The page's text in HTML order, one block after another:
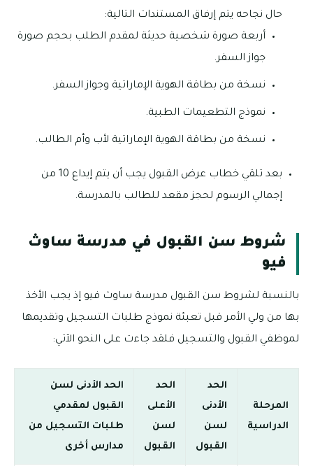
حال نجاحه يتم إرفاق المستندات التالية:
أربعة صورة شخصية حديثة لمقدم الطلب بحجم صورة
جواز السفر.
نسخة من بطاقة الهوية الإماراتية وجواز السفر.
نموذج التطعيمات الطبية.
نسخة من بطاقة الهوية الإماراتية لأب وأم الطالب.
بعد تلقي خطاب عرض القبول يجب أن يتم إيداع 10 من
إجمالي الرسوم لحجز مقعد للطالب بالمدرسة.
شروط سن القبول في مدرسة ساوث
فيو
بالنسبة لشروط سن القبول مدرسة ساوث فيو إذ يجب الأخذ
بها من ولي الأمر قبل تعبئة نموذج طلبات التسجيل وتقديمها
لموظفي القبول والتسجيل فلقد جاءت على النحو الآتي:
المرحلة
الدراسية
الحد
الأدنى
لسن
القبول
الحد
الأعلى
لسن
القبول
الحد الأدنى لسن
القبول لمقدمي
طلبات التسجيل من
مدارس أخرى